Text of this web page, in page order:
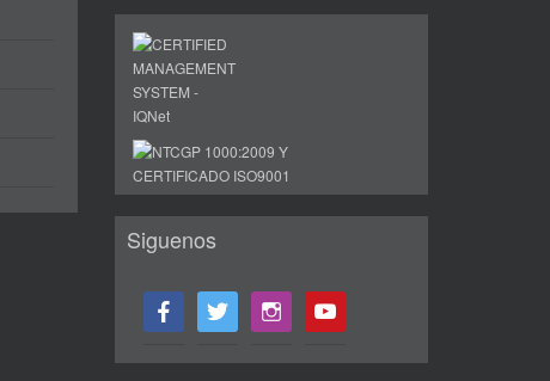
Siguenos
facebook twitter instagram youtube